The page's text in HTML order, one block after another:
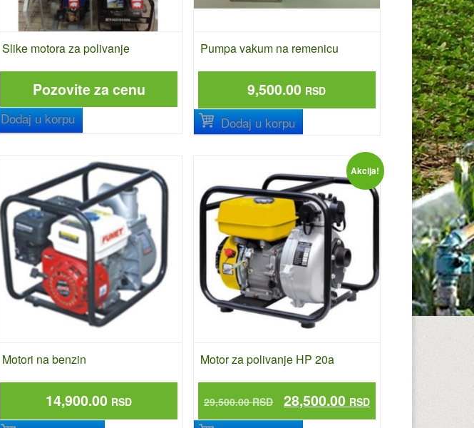
Slike motora za polivanje
Pozovite za cenu
Dodaj u korpu
Pumpa vakum na remenicu
9,500.00 RSD
Dodaj u korpu
Motori na benzin
14,900.00 RSD
Akcija!
Motor za polivanje HP 20a
29,500.00RSD 28,500.00 RSD